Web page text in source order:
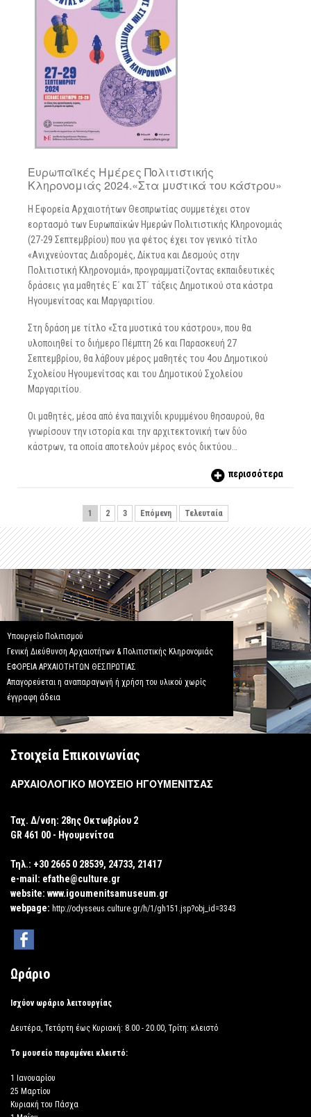
Ευρωπαϊκές Ημέρες Πολιτιστικής
Κληρονομιάς 2024.«Στα μυστικά του κάστρου»
Η Εφορεία Αρχαιοτήτων Θεσπρωτίας συμμετέχει στον
εορτασμό των Ευρωπαϊκών Ημερών Πολιτιστικής Κληρονομιάς
(27-29 Σεπτεμβρίου) που για φέτος έχει τον γενικό τίτλο
«Ανιχνεύοντας Διαδρομές, Δίκτυα και Δεσμούς στην
Πολιτιστική Κληρονομιά», προγραμματίζοντας εκπαιδευτικές
δράσεις για μαθητές Ε΄ και ΣΤ΄ τάξεις Δημοτικού στα κάστρα
Ηγουμενίτσας και Μαργαριτίου.
Στη δράση με τίτλο «Στα μυστικά του κάστρου», που θα
υλοποιηθεί το διήμερο Πέμπτη 26 και Παρασκευή 27
Σεπτεμβρίου, θα λάβουν μέρος μαθητές του 4ου Δημοτικού
Σχολείου Ηγουμενίτσας και του Δημοτικού Σχολείου
Μαργαριτίου.
Οι μαθητές, μέσα από ένα παιχνίδι κρυμμένου θησαυρού, θα
γνωρίσουν την ιστορία και την αρχιτεκτονική των δύο
κάστρων, τα οποία αποτελούν μέρος ενός δικτύου…
περισσότερα
1 2 3 Επόμενη Τελευταία
Υπουργείο Πολιτισμού
Γενική Διεύθυνση Αρχαιοτήτων & Πολιτιστικής Κληρονομιάς
ΕΦΟΡΕΙΑ ΑΡΧΑΙΟΤΗΤΩΝ ΘΕΣΠΡΩΤΙΑΣ
Απαγορεύεται η αναπαραγωγή ή χρήση του υλικού χωρίς
έγγραφη άδεια
Στοιχεία Επικοινωνίας
ΑΡΧΑΙΟΛΟΓΙΚΟ ΜΟΥΣΕΙΟ ΗΓΟΥΜΕΝΙΤΣΑΣ
Ταχ. Δ/νση: 28ης Οκτωβρίου 2
GR 461 00 - Ηγουμενίτσα
Τηλ.: +30 2665 0 28539, 24733, 21417
e-mail: efathe@culture.gr
website: www.igoumenitsamuseum.gr
webpage: http://odysseus.culture.gr/h/1/gh151.jsp?obj_id=3343
Ωράριο
Ισχύον ωράριο λειτουργίας
Δευτέρα, Τετάρτη έως Κυριακή: 8.00 - 20.00, Τρίτη: κλειστό
Το μουσείο παραμένει κλειστό:
1 Ιανουαρίου
25 Μαρτίου
Κυριακή του Πάσχα